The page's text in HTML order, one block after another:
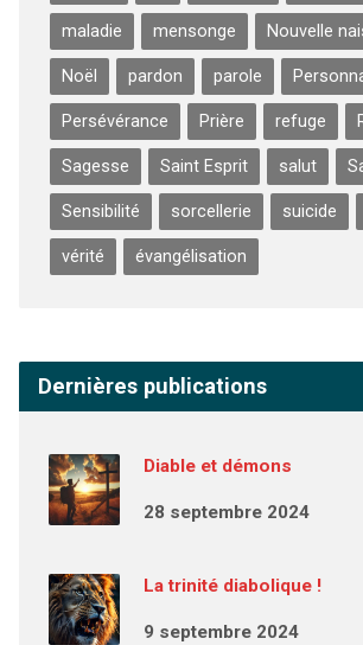
maladie mensonge Nouvelle
Noël pardon parole
Persévérance Prière refuge
Sagesse Saint Esprit salut
Sensibilité sorcellerie suicide
vérité évangélisation
Dernières publications
Diable et démons
28 septembre 2024
La trinité diabolique !
9 septembre 2024